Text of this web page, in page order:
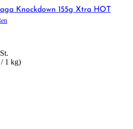
Knockdown 155g Xtra HOT
/ 1 kg)